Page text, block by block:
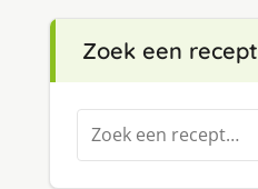
Zoek een recept
Zoeken
naar: